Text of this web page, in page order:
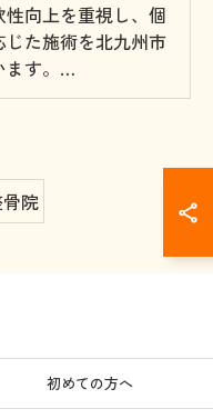
性向上を重視し、個
た施術を北九州市
ます。…
院
初めての方へ